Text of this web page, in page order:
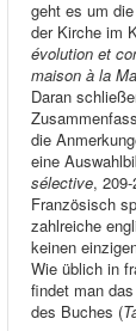
geht es um
der Kirche im
évolution et
maison à la
Daran
die
eine
sélective,
Französisch
zahlreiche
keinen
Wie üblich in
findet man
des Buches (